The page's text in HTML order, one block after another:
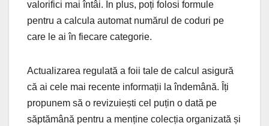
valorifici mai întâi. În plus, poți folosi formule
pentru a calcula automat numărul de coduri pe
care le ai în fiecare categorie.
Actualizarea regulată a foii tale de calcul asigură
că ai cele mai recente informații la îndemână. Îți
propunem să o revizuiești cel puțin o dată pe
săptămână pentru a menține colecția organizată și